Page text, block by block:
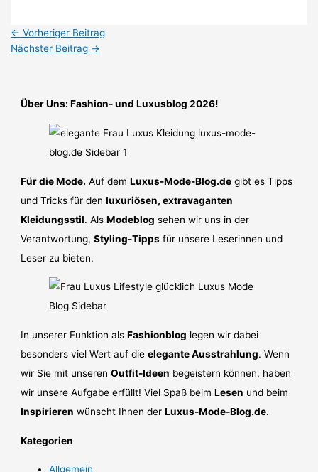
← Vorheriger Beitrag
Nächster Beitrag →
Über Uns: Fashion- und Luxusblog 2026!
Für die Mode. Auf demLuxus-Mode-Blog.de gibt es Tipps
und Tricks für denluxuriösen, extravaganten
Kleidungsstil. AlsModeblog sehen wir uns in der
Verantwortung,Styling-Tipps für unsere Leserinnen und
Leser zu bieten.
In unserer Funktion alsFashionblog legen wir dabei
besonders viel Wert auf dieelegante Ausstrahlung. Wenn
wir Sie mit unserenOutfit-Ideen begeistern können, haben
wir unsere Aufgabe erfüllt! Viel Spaß beimLesen und beim
Inspirieren wünscht Ihnen derLuxus-Mode-Blog.de.
Kategorien
Allgemein